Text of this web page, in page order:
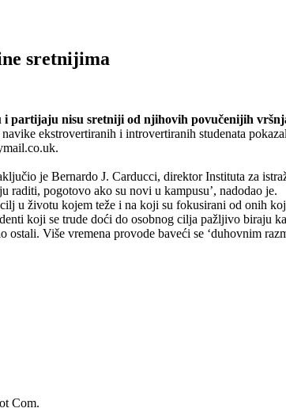
sretnijima
partijaju nisu sretniji od njihovih povučenijih
ekstrovertiranih i introvertiranih studenata
je Bernardo J. Carducci, direktor Instituta za
raditi, pogotovo ako su novi u kampusu’, nadodao je.
u životu kojem teže i na koji su fokusirani od onih
koji se trude doći do osobnog cilja pažljivo
ostali. Više vremena provode baveći se ‘duhovnim
Com.